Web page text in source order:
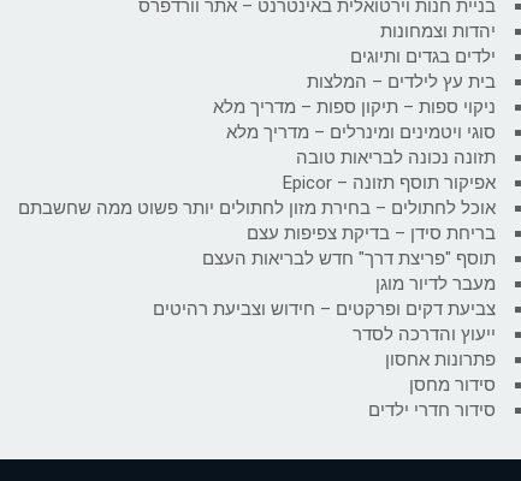
בניית חנות וירטואלית באינטרנט – אתר וורדפרס
יהדות וצמחונות
ילדים בגדים ותיוגים
בית עץ לילדים – המלצות
ניקוי ספות – תיקון ספות – מדריך מלא
סוגי ויטמינים ומינרלים – מדריך מלא
תזונה נכונה לבריאות טובה
אפיקור תוסף תזונה – Epicor
אוכל לחתולים – בחירת מזון לחתולים יותר פשוט ממה שחשבתם
בריחת סידן – בדיקת צפיפות עצם
תוסף "פריצת דרך" חדש לבריאות העצם
מעבר לדיור מוגן
צביעת דקים ופרקטים – חידוש וצביעת רהיטים
ייעוץ והדרכה לסדר
פתרונות אחסון
סידור מחסן
סידור חדרי ילדים